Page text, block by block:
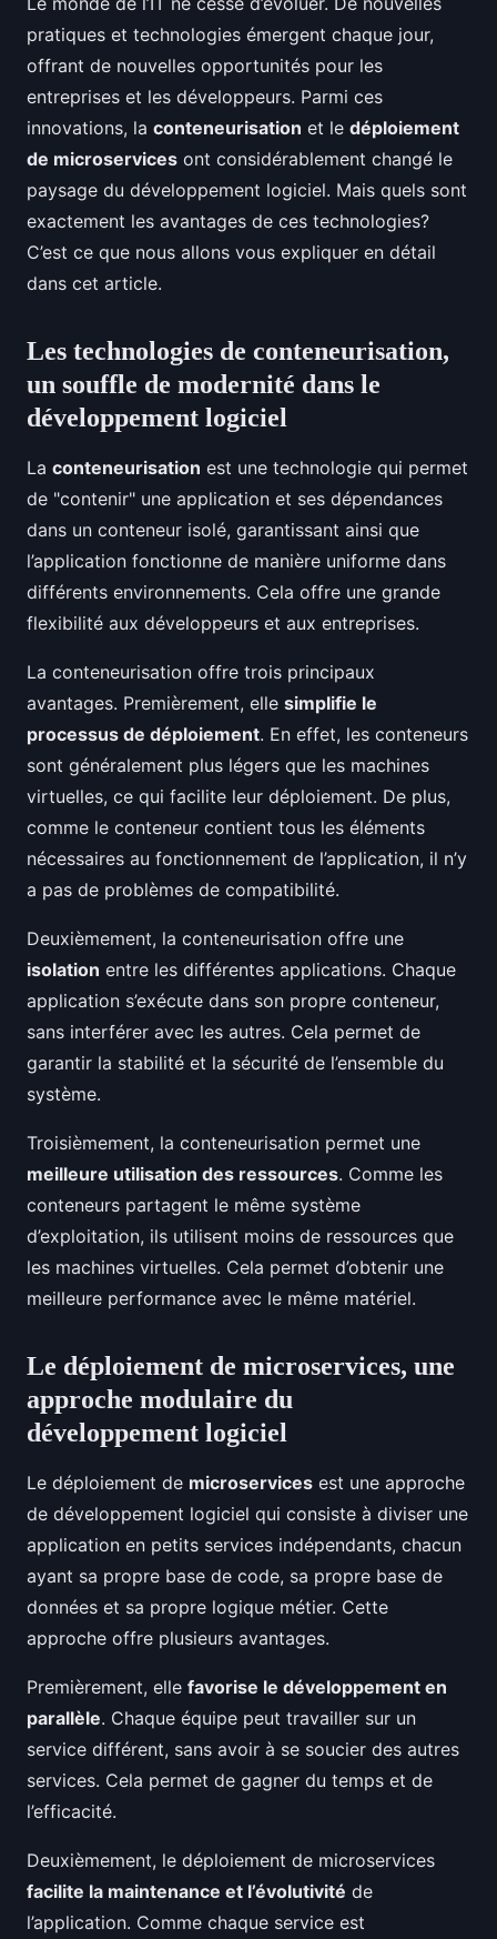
pratiques et technologies émergent chaque jour,
offrant de nouvelles opportunités pour les
entreprises et les développeurs. Parmi ces
innovations, la conteneurisation et le déploiement
de microservices ont considérablement changé le
paysage du développement logiciel. Mais quels sont
exactement les avantages de ces technologies?
C’est ce que nous allons vous expliquer en détail
dans cet article.
Les technologies de conteneurisation,
un souffle de modernité dans le
développement logiciel
La conteneurisation est une technologie qui permet
de "contenir" une application et ses dépendances
dans un conteneur isolé, garantissant ainsi que
l’application fonctionne de manière uniforme dans
différents environnements. Cela offre une grande
flexibilité aux développeurs et aux entreprises.
La conteneurisation offre trois principaux
avantages. Premièrement, elle simplifie le
processus de déploiement. En effet, les conteneurs
sont généralement plus légers que les machines
virtuelles, ce qui facilite leur déploiement. De plus,
comme le conteneur contient tous les éléments
nécessaires au fonctionnement de l’application, il n’y
a pas de problèmes de compatibilité.
Deuxièmement, la conteneurisation offre une
isolation entre les différentes applications. Chaque
application s’exécute dans son propre conteneur,
sans interférer avec les autres. Cela permet de
garantir la stabilité et la sécurité de l’ensemble du
système.
Troisièmement, la conteneurisation permet une
meilleure utilisation des ressources. Comme les
conteneurs partagent le même système
d’exploitation, ils utilisent moins de ressources que
les machines virtuelles. Cela permet d’obtenir une
meilleure performance avec le même matériel.
Le déploiement de microservices, une
approche modulaire du
développement logiciel
Le déploiement de microservices est une approche
de développement logiciel qui consiste à diviser une
application en petits services indépendants, chacun
ayant sa propre base de code, sa propre base de
données et sa propre logique métier. Cette
approche offre plusieurs avantages.
Premièrement, elle favorise le développement en
parallèle. Chaque équipe peut travailler sur un
service différent, sans avoir à se soucier des autres
services. Cela permet de gagner du temps et de
l’efficacité.
Deuxièmement, le déploiement de microservices
facilite la maintenance et l’évolutivité de
l’application. Comme chaque service est